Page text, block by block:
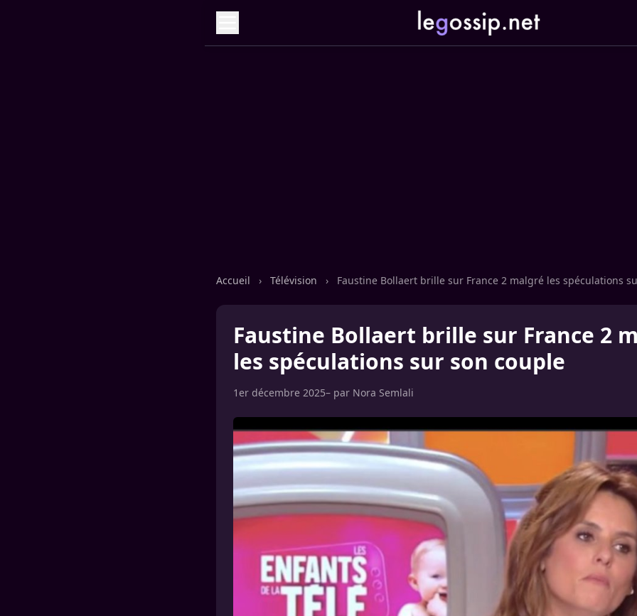
Accueil › Télévision › Faustine Bollaert brille sur France 2 malgré les spéculations
Faustine Bollaert brille sur France 2
les spéculations sur son couple
1er décembre 2025– par Nora Semlali